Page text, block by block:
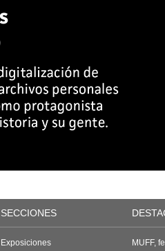
SECCIONES
Exposiciones
MUFF,